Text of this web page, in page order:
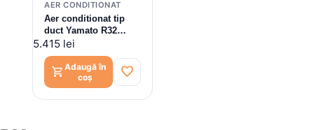
AER CONDITIONAT
Aer conditionat tip
duct Yamato R32
YD24T2 DC Inverter
24000 BTU
5.415 lei
shopping_cart Adaugă în
coș
favorite